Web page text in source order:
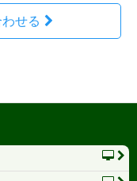
せる